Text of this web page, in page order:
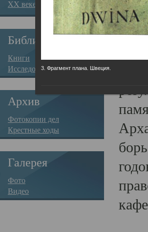
XX веке на Севере”
Библиотека
Книги
Исследования
Архив
Фотокопии дел
Крестные ходы
Галерея
Фото
Видео
3. Фрагмент плана. Швеция.